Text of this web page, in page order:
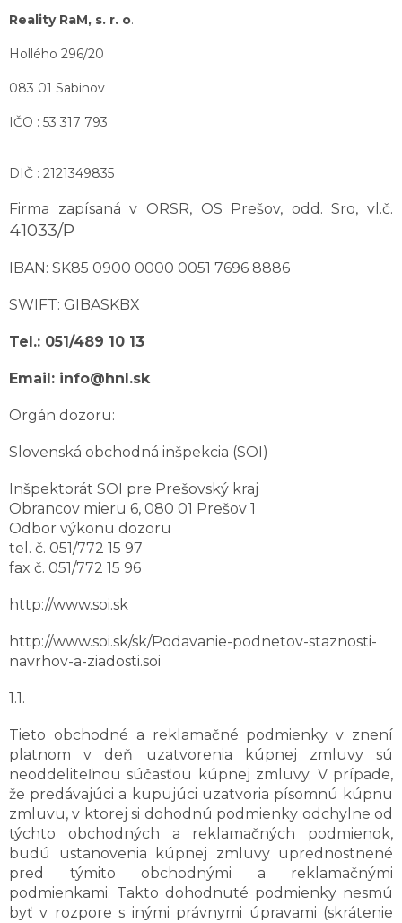
Reality RaM, s. r. o.
Hollého 296/20
083 01 Sabinov
IČO : 53 317 793
DIČ : 2121349835
Firma zapísaná v ORSR, OS Prešov, odd. Sro, vl.č.
41033/P
IBAN: SK85 0900 0000 0051 7696 8886
SWIFT: GIBASKBX
Tel.: 051/489 10 13
Email: info@hnl.sk
Orgán dozoru:
Slovenská obchodná inšpekcia (SOI)
Inšpektorát SOI pre Prešovský kraj
Obrancov mieru 6, 080 01 Prešov 1
Odbor výkonu dozoru
tel. č. 051/772 15 97
fax č. 051/772 15 96
http://www.soi.sk
http://www.soi.sk/sk/Podavanie-podnetov-staznosti-
navrhov-a-ziadosti.soi
1.1.
Tieto obchodné a reklamačné podmienky v znení
platnom v deň uzatvorenia kúpnej zmluvy sú
neoddeliteľnou súčasťou kúpnej zmluvy. V prípade,
že predávajúci a kupujúci uzatvoria písomnú kúpnu
zmluvu, v ktorej si dohodnú podmienky odchylne od
týchto obchodných a reklamačných podmienok,
budú ustanovenia kúpnej zmluvy uprednostnené
pred týmito obchodnými a reklamačnými
podmienkami. Takto dohodnuté podmienky nesmú
byť v rozpore s inými právnymi úpravami (skrátenie